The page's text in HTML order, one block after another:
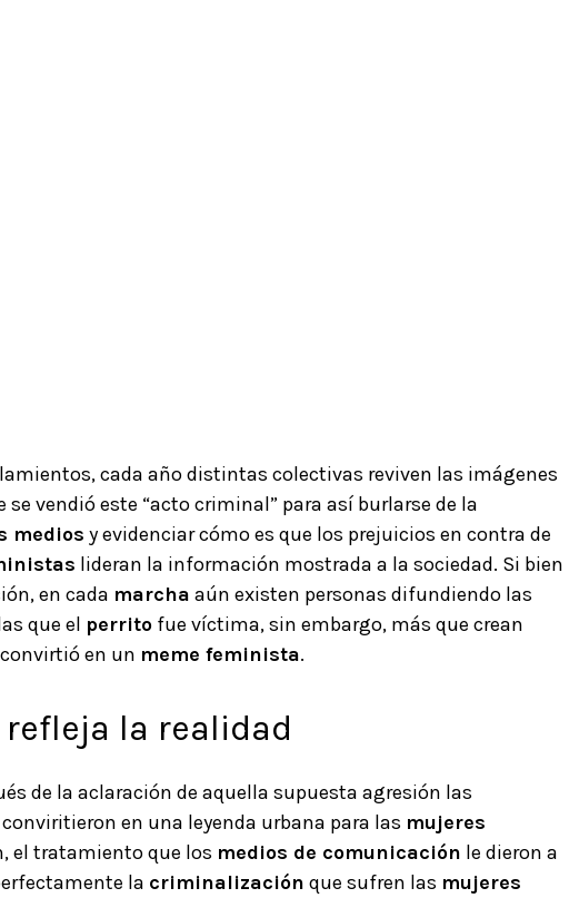
cada año distintas colectivas reviven las imágenes
se vendió este “acto criminal” para así burlarse de la
medios y evidenciar cómo es que los prejuicios en contra de
lideran la información mostrada a la sociedad. Si bien
en cada marcha aún existen personas difundiendo las
que el perrito fue víctima, sin embargo, más que crean
en un meme feminista.
la realidad
de la aclaración de aquella supuesta agresión las
conviritieron en una leyenda urbana para las mujeres
el tratamiento que los medios de comunicación le dieron a
la criminalización que sufren las mujeres